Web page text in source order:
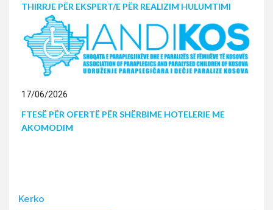
THIRRJE PËR EKSPERT/E PËR REALIZIM HULUMTIMI
17/06/2026
FTESË PËR OFERTË PËR SHËRBIME HOTELERIE ME
AKOMODIM
Kerko